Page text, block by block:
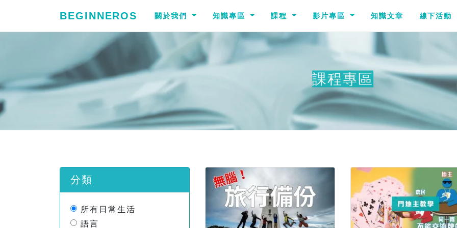
BEGINNEROS 關於我們 知識專區 課程 影片專區 知識文章 線下活動
課程專區
分類
所有日常生活
語言